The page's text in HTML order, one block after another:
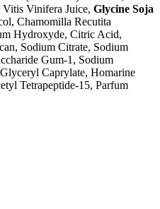
Vinifera Juice, Glycine Soja
Chamomilla Recutita
Hydroxyde, Citric Acid,
Sodium Citrate, Sodium
Gum-1, Sodium
Caprylate, Homarine
Tetrapeptide-15, Parfum